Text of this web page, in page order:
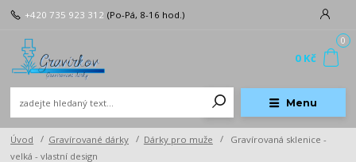
Menu
+420 735 923 312 (Po-Pá, 8-16 hod.)
0
0 Kč
Úvod Gravírované dárky Dárky pro muže
Gravírovaná sklenice -
velká - vlastní design